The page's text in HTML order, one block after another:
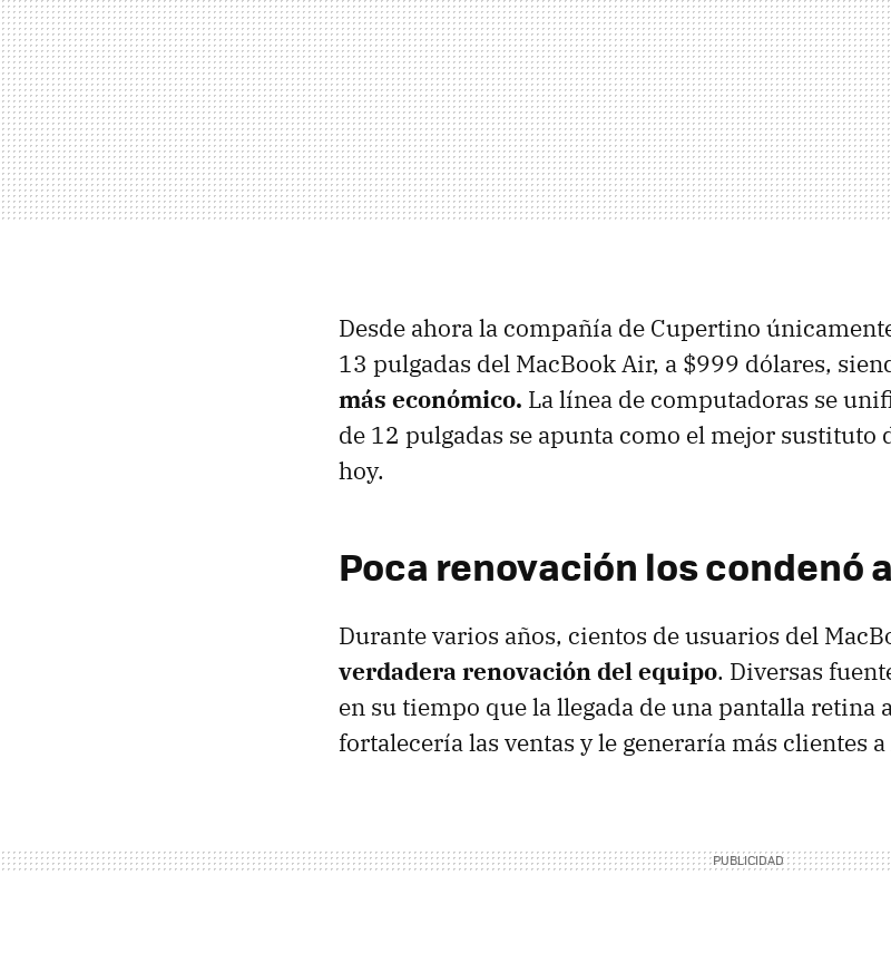
Desde ahora la compañía de Cupertino
13 pulgadas del MacBook Air, a $999 dólares,
más económico. La línea de computadoras se
de 12 pulgadas se apunta como el mejor sustituto
hoy.
Poca renovación los condenó
Durante varios años, cientos de usuarios del
verdadera renovación del equipo. Diversas
en su tiempo que la llegada de una pantalla retina
fortalecería las ventas y le generaría más clientes